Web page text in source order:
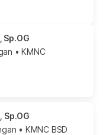
Sp.OG
• KMNC
Sp.OG
• KMNC BSD